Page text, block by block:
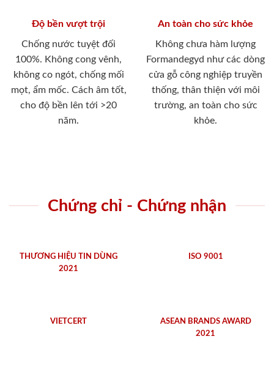
Độ bền vượt trội
Chống nước tuyệt đối
100%. Không cong vênh,
không co ngót, chống mối
mọt, ẩm mốc. Cách âm tốt,
cho độ bền lên tới >20
năm.
An toàn cho sức khỏe
Không chưa hàm lượng
Formandegyd như các dòng
cửa gỗ công nghiệp truyền
thống, thân thiện với môi
trường, an toàn cho sức
khỏe.
Chứng chỉ - Chứng nhận
THƯƠNG HIỆU TIN DÙNG
2021
ISO 9001
VIETCERT
ASEAN BRANDS AWARD
2021